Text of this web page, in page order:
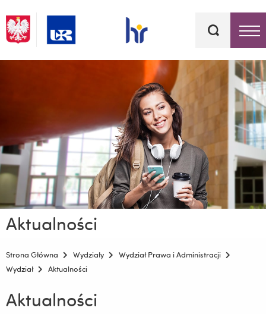
kluczowe
Aktualności
Strona Główna Wydziały
Wydział Prawa i Administracji
Wydział
Aktualności
Aktualności